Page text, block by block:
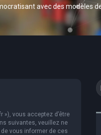
avec des modèles
»), vous acceptez d’être
suivantes, veuillez ne
vous informer de ces